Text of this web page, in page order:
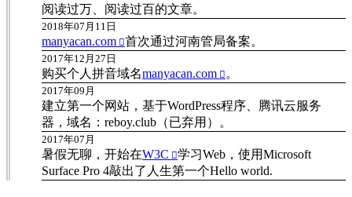
阅读过万、阅读过百的文章。
2018年07月11日
manyacan.com 首次通过河南管局备案。
2017年12月27日
购买个人拼音域名manyacan.com 。
2017年09月
建立第一个网站，基于WordPress程序、腾讯云服务
器，域名：reboy.club（已弃用）。
2017年07月
暑假无聊，开始在W3C
学习Web，使用Microsoft
Surface Pro 4敲出了人生第一个Hello world.